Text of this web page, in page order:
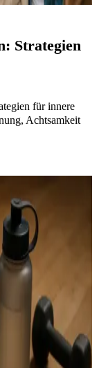
Strategien
für innere
Achtsamkeit